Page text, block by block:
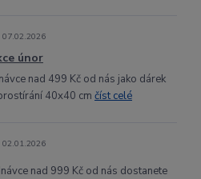
07.02.2026
únor
nad 499 Kč od nás jako dárek
40x40 cm číst celé
02.01.2026
nad 999 Kč od nás dostanete